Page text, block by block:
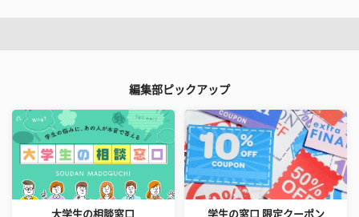
編集部ピックアップ
大学生の相談窓口 学生の窓口 限定クーポン